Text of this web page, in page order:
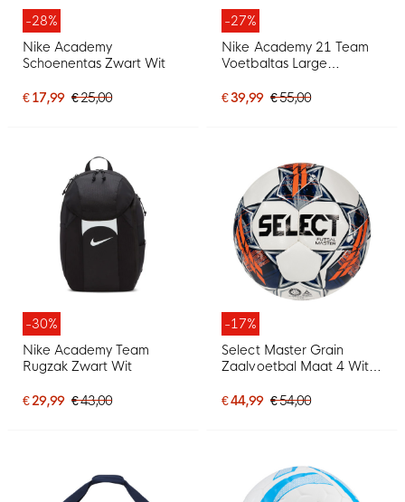
-28%
Nike Academy
Schoenentas Zwart Wit
€ 17,99 € 25,00
-27%
Nike Academy 21 Team
Voetbaltas Large
Donkerblauw
€ 39,99 € 55,00
-30%
Nike Academy Team
Rugzak Zwart Wit
€ 29,99 € 43,00
-17%
Select Master Grain
Zaalvoetbal Maat 4 Wit
€ 44,99 € 54,00